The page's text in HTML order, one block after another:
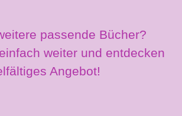
passende Bücher?
weiter und entdecken
Angebot!